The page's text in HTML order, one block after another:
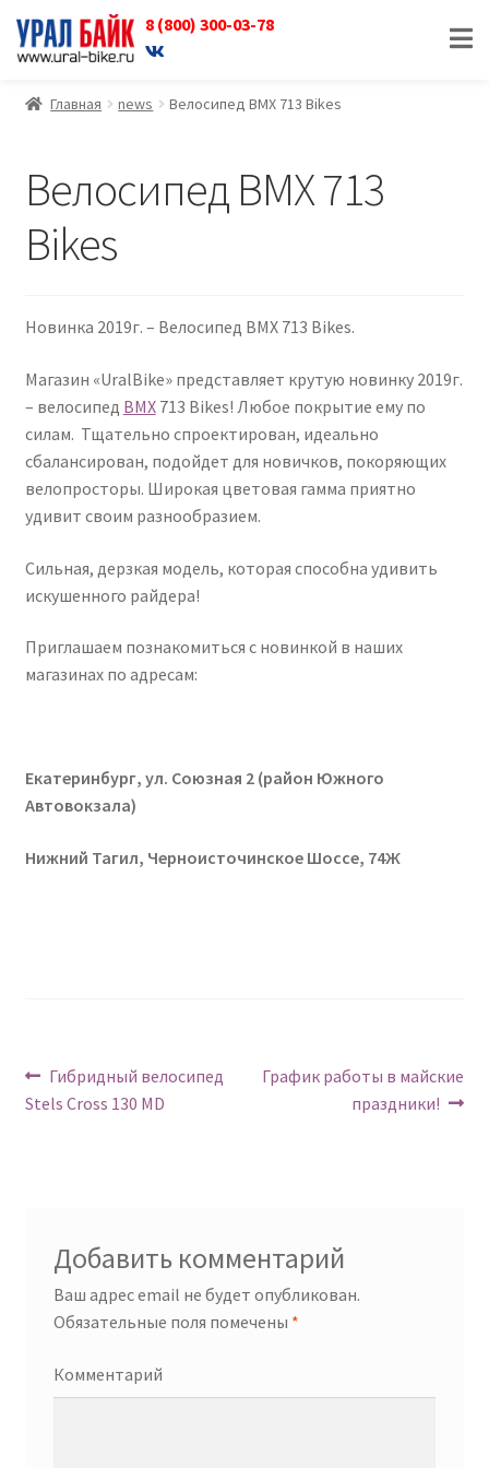
8 (800) 300-03-78
Перейти
к
навигации
Перейти
к
содержимому
Главная news Велосипед BMX 713 Bikes
Велосипед BMX 713
Bikes
Новинка 2019г. – Велосипед BMX 713 Bikes.
Магазин «UralBike» представляет крутую новинку 2019г.
– велосипед BMX713 Bikes! Любое покрытие ему по
силам. Тщательно спроектирован, идеально
сбалансирован, подойдет для новичков, покоряющих
велопросторы. Широкая цветовая гамма приятно
удивит своим разнообразием.
Сильная, дерзкая модель, которая способна удивить
искушенного райдера!
Приглашаем познакомиться с новинкой в наших
магазинах по адресам:
Екатеринбург, ул. Союзная 2 (район Южного
Автовокзала)
Нижний Тагил, Черноисточинское Шоссе, 74Ж
Навигация
по
Предыдущий:
Гибридный велосипед
Stels Cross 130 MD
Следующий:
График работы в майские
праздники!
Добавить комментарий
Ваш адрес email не будет опубликован.
Обязательные поля помечены *
Комментарий